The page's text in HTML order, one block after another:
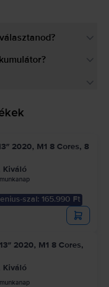
2020, M1 8 Cores, 8
Kiváló
szal: 165.990 Ft
2020, M1 8 Cores,
Kiváló